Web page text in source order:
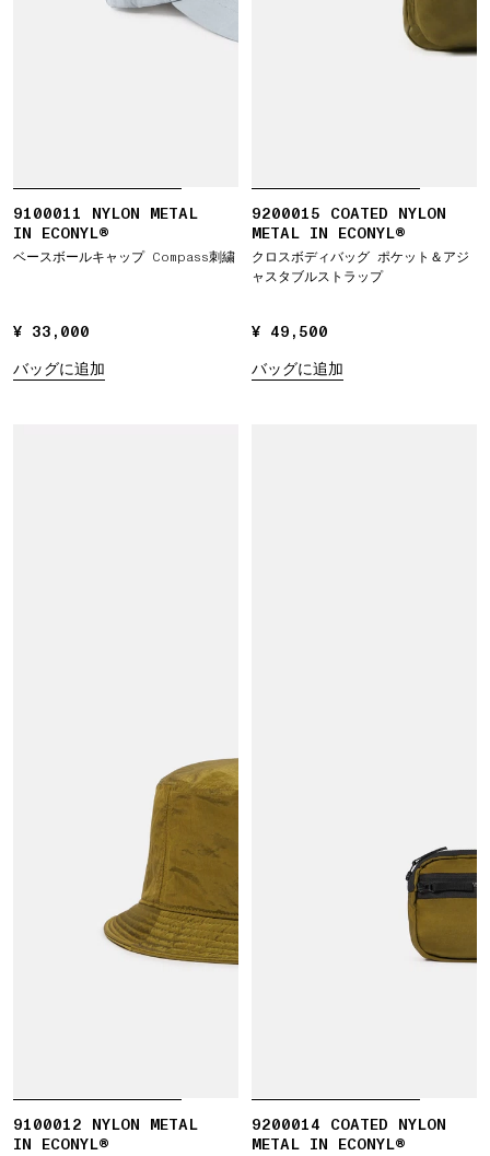
9100011 NYLON METAL
IN ECONYL®
ベースボールキャップ Compass刺繍
¥ 33,000
¥ 33,000
バッグに追加
9200015 COATED NYLON
METAL IN ECONYL®
クロスボディバッグ ポケット＆アジ
ャスタブルストラップ
¥ 49,500
¥ 49,500
バッグに追加
9100012 NYLON METAL
IN ECONYL®
9200014 COATED NYLON
METAL IN ECONYL®